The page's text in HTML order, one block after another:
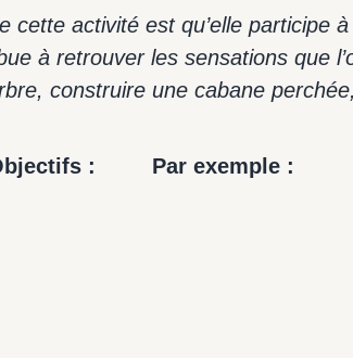
perchés
cette activité est qu’elle participe à
à retrouver les sensations que
construire une cabane
: Par exemple :